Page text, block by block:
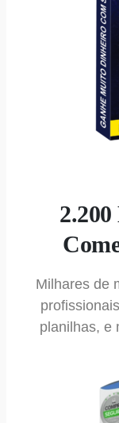
Milhares de
planilhas, e